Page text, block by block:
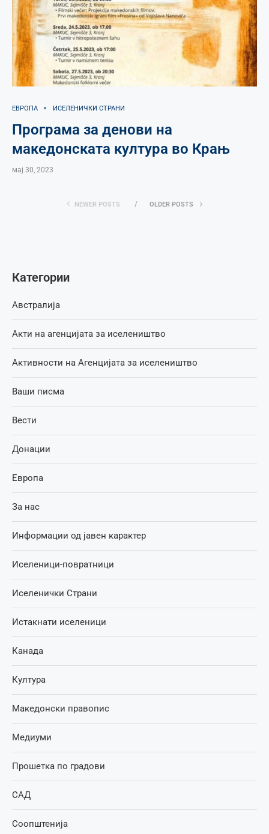
ЕВРОПА ИСЕЛЕНИЧКИ СТРАНИ
Програма за денови на
македонската култура во Крањ
мај 30, 2023
NEWER POSTS OLDER POSTS
Категории
Австралија
Акти на агенцијата за иселеништво
Активности на Агенцијата за иселеништво
Ваши писма
Вести
Донации
Европа
За нас
Информации од јавен карактер
Иселеници-повратници
Иселенички Страни
Истакнати иселеници
Канада
Култура
Македонски правопис
Медиуми
Прошетка по градови
САД
Соопштенија